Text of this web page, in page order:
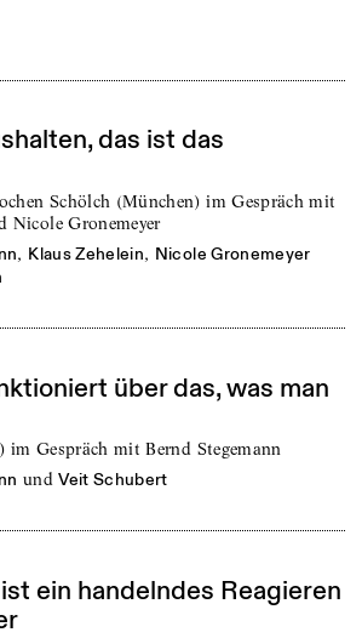
das ist das
Schölch (München) im Gespräch mit
Nicole Gronemeyer
, Klaus Zehelein, Nicole Gronemeyer
über das, was man
im Gespräch mit Bernd Stegemann
und Veit Schubert
ein handelndes Reagieren